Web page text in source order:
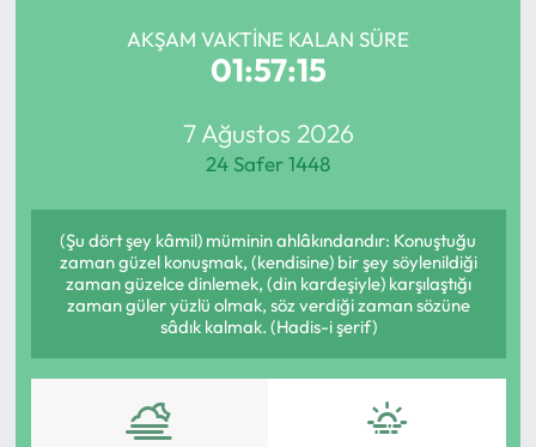
AKŞAM VAKTINE KALAN SÜRE
01:57:15
7 Ağustos 2026
24 Safer 1448
(Şu dört şey kâmil) müminin ahlâkındandır: Konuştuğu
zaman güzel konuşmak, (kendisine) bir şey söylenildiği
zaman güzelce dinlemek, (din kardeşiyle) karşılaştığı
zaman güler yüzlü olmak, söz verdiği zaman sözüne
sâdık kalmak. (Hadis-i şerif)
Haber Arşivi